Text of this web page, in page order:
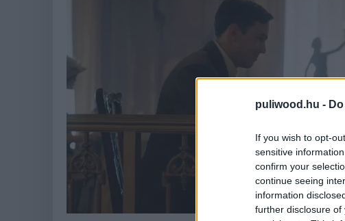
puliwood.hu -
If you wish to opt-
sensitive
confirm your
continue seeing
information
further disclosure of